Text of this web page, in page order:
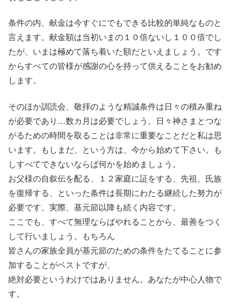
条件の内、献金は今すぐにでもできる比較的単純なものと
言えます。献金額は当初いまの１０倍ないし１００倍でし
たが、いまは極めて落ち着いた額だといえましょう。です
からすべての皆様が感謝の心を持って供えることをお勧め
します。
そのほか訓読会、敬拝のような精誠条件は日々の積み重ね
が必要であり…数カ月は必要でしょう。日々神さまとつな
がるための時間を取ることは非常に重要なことだと私は思
います。もしまだ、という方は、今から始めて下さい。も
しすべてできないならば何かを始めましょう。
お父様の自叙伝を配る、１２家庭に証をする、先祖、氏族
を復帰する、といった条件は長期にわたる継続した努力が
必要です。実際、基元節以降も続く内容です。
ここでも、すべて無理ならばやれることから、最善をつく
して行いましょう。もちろん
皆さんの家族全員が基元節のための条件をたてることに参
加することがベストですが、
絶対必要というわけではありません。あなたが中心人物で
す。